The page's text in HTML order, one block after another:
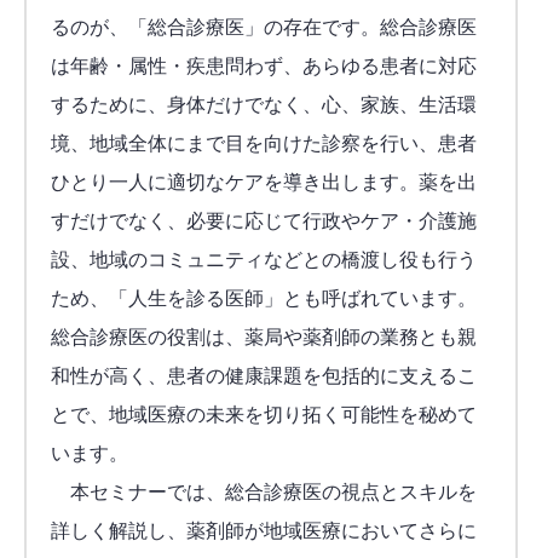
るのが、「総合診療医」の存在です。総合診療医
は年齢・属性・疾患問わず、あらゆる患者に対応
するために、身体だけでなく、心、家族、生活環
境、地域全体にまで目を向けた診察を行い、患者
ひとり一人に適切なケアを導き出します。薬を出
すだけでなく、必要に応じて行政やケア・介護施
設、地域のコミュニティなどとの橋渡し役も行う
ため、「人生を診る医師」とも呼ばれています。
総合診療医の役割は、薬局や薬剤師の業務とも親
和性が高く、患者の健康課題を包括的に支えるこ
とで、地域医療の未来を切り拓く可能性を秘めて
います。
本セミナーでは、総合診療医の視点とスキルを
詳しく解説し、薬剤師が地域医療においてさらに